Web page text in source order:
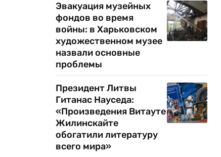
Эвакуация музейных
фондов во время
войны: в Харьковском
художественном музее
назвали основные
проблемы
Президент Литвы
Гитанас Науседа:
«Произведения Витауте
Жилинскайте
обогатили литературу
всего мира»